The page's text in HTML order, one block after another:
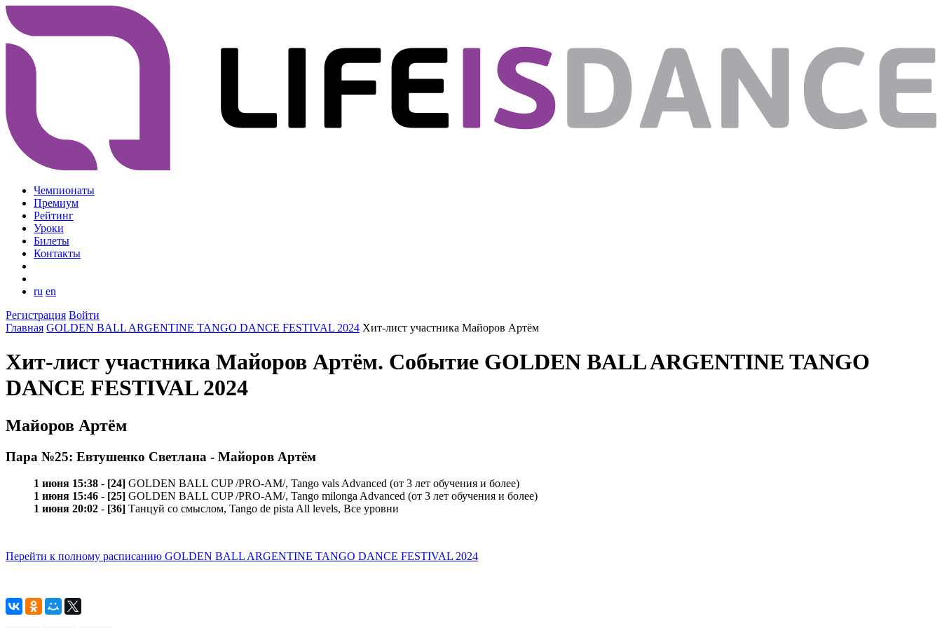
Чемпионаты
Премиум
Рейтинг
Уроки
Билеты
Контакты
ru en
Регистрация Войти
Главная GOLDEN BALL ARGENTINE TANGO DANCE FESTIVAL 2024 Хит-лист участника Майоров Артём
Хит-лист участника Майоров Артём. Событие GOLDEN BALL ARGENTINE TANGO
DANCE FESTIVAL 2024
Майоров Артём
Пара №25: Евтушенко Светлана - Майоров Артём
1 июня 15:38 - [24] GOLDEN BALL CUP /PRO-AM/, Tango vals Advanced (от 3 лет обучения и более)
1 июня 15:46 - [25] GOLDEN BALL CUP /PRO-AM/, Tango milonga Advanced (от 3 лет обучения и более)
1 июня 20:02 - [36] Танцуй со смыслом, Tango de pista All levels, Все уровни
Перейти к полному расписанию GOLDEN BALL ARGENTINE TANGO DANCE FESTIVAL 2024